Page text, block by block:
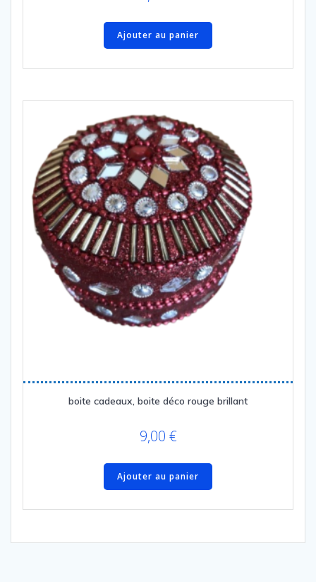
Ajouter au panier
boite cadeaux, boite déco rouge brillant
9,00 €
Ajouter au panier